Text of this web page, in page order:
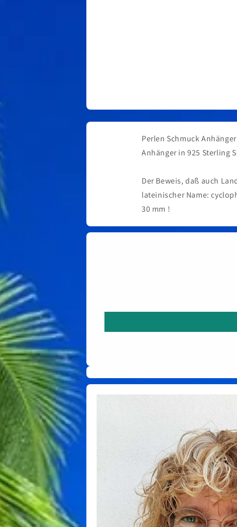
Perlen Schmuck
Anhänger in 925 Sterling
Der Beweis, daß auch
lateinischer Name:
30 mm !